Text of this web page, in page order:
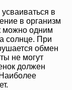
в
в организм
можно одним
солнце. При
обмен
не могут
должен